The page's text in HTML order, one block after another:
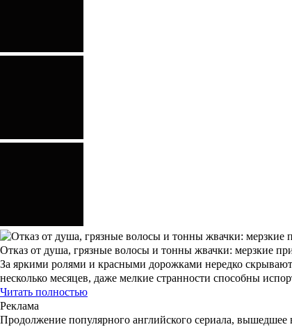
Отказ от душа, грязные волосы и тонны жвачки: мерзкие
За яркими ролями и красными дорожками нередко
несколько месяцев, даже мелкие странности способны
Читать полностью
Реклама
Продолжение популярного английского сериала, вышедшее